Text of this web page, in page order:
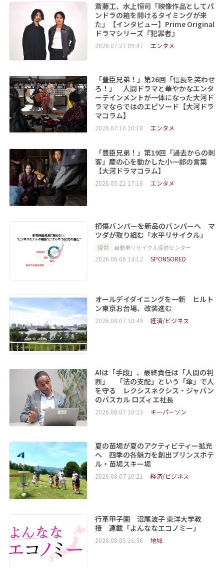
斎藤工、水上恒司「映像作品としてパ
ンドラの箱を開けるタイミングが来
た」【インタビュー】Prime Original
ドラマシリーズ『犯罪者』
2026.07.27 09:47 エンタメ
「豊臣兄弟！」第26回「信長を笑わせ
ろ！」 人間ドラマと華やかなエンタ
ーテインメントが一体になった大河ド
ラマならではのエピソード【大河ドラ
マコラム】
2026.07.10 10:18 エンタメ
「豊臣兄弟！」第19回「過去からの刺
客」慶の心を動かした小一郎の言葉
【大河ドラマコラム】
2026.05.21 17:16 エンタメ
損傷バンパーを新品のバンパーへ マ
ツダが取り組む「水平リサイクル」
提供 自動車リサイクル促進センター
2026.08.06 14:12 SPONSORED
オールデイダイニングを一新 ヒルト
ン東京お台場、改装進む
2026.08.07 10:49 経済/ビジネス
AIは「手段」、最終責任は「人間の判
断」 「法の支配」という「傘」で人
を守る レクシスネクシス・ジャパン
のパスカル ロズィエ社長
2026.08.07 10:23 キーパーソン
夏の苗場が夏のアクティビティー拡充
へ 四季の各魅力を創出プリンスホテ
ル・苗場スキー場
2026.08.07 10:21 経済/ビジネス
行革甲子園 沼尾波子 東洋大学教
授 連載「よんななエコノミー」
2026.08.05 16:36 地域